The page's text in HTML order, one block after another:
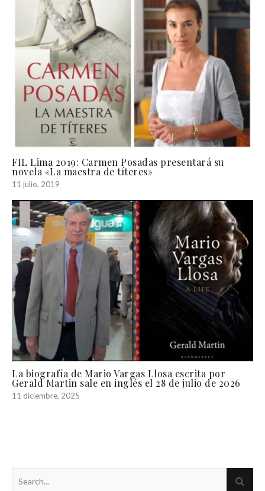
FIL Lima 2019: Carmen Posadas presentará su
novela «La maestra de títeres»
11 julio, 2019
La biografía de Mario Vargas Llosa escrita por
Gerald Martin sale en inglés el 28 de julio de 2026
11 diciembre, 2025